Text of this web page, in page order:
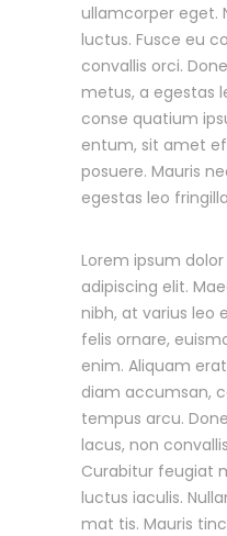
ullamcorper eget.
luctus. Fusce eu
convallis orci.
metus, a egestas
conse quatium
entum, sit amet
posuere. Mauris
egestas leo
Lorem ipsum
adipiscing elit.
nibh, at varius leo
felis ornare,
enim. Aliquam
diam accumsan,
tempus arcu.
lacus, non
Curabitur feugiat
luctus iaculis.
mat tis. Mauris